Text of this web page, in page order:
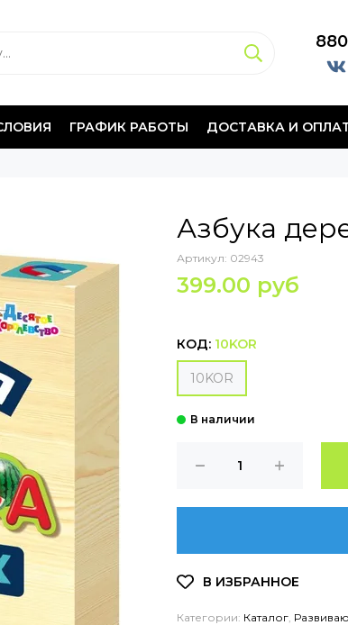
ГРАФИК РАБОТЫ ДОСТАВКА И
Азбука
Артикул: 02943
399.00 руб
КОД: 10KOR
10KOR
Категории: Каталог